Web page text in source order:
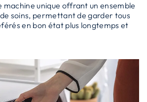
unique offrant un ensemble
soins, permettant de garder tous
en bon état plus longtemps et